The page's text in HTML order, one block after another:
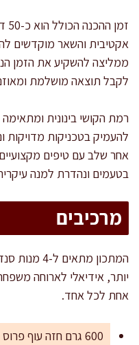
אקטיבית והשאר מוקדשים
ממליצה להשקיע את הזמן
לקבל תוצאה מושלמת
רמת הקושי בינונית
להעמיק בטכניקות מדויקות
אחר שלב עם טיפים
בטעמים ונהדרת למנה
מרכיבים
יותר, אידיאלי לארוחה
אחת לכל אחד.
600 גרם חזה עוף